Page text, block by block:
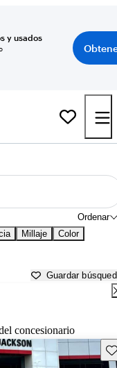
y usados
Ordenar
Millaje Color
Guardar
concesionario